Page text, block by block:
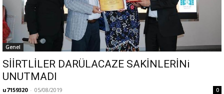
Genel
SİİRTLİLER DARÜLACAZE SAKİNLERİNi
UNUTMADI
u7159320 - 05/08/2019 0